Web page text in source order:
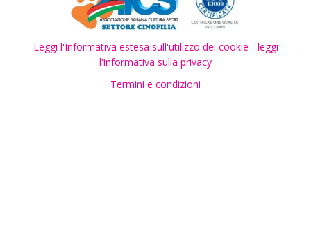
Leggi l'Informativa estesa sull'utilizzo dei cookie - leggi
l'informativa sulla privacy
Termini e condizioni